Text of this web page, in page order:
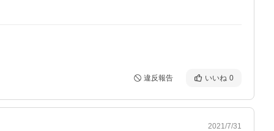
違反報告 いいね 0
2021/7/31